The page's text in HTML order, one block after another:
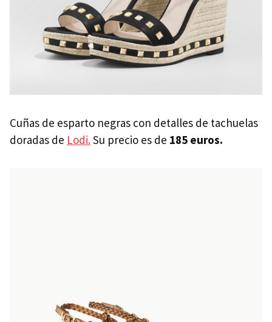
Cuñas de esparto negras con detalles de tachuelas
doradas de Lodi.Su precio es de 185 euros.